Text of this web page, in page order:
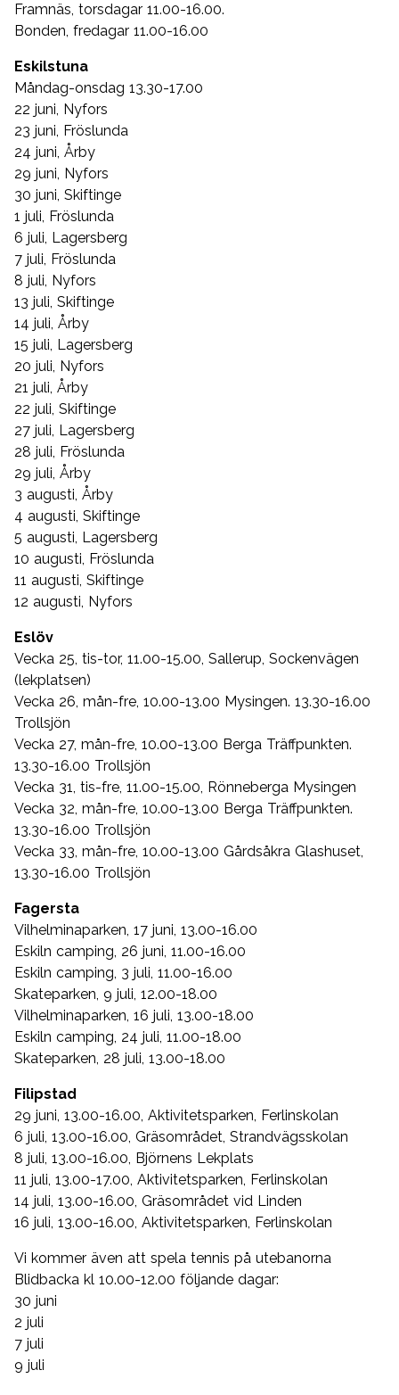
Framnäs, torsdagar 11.00-16.00.
Bonden, fredagar 11.00-16.00
Eskilstuna
Måndag-onsdag 13.30-17.00
22 juni, Nyfors
23 juni, Fröslunda
24 juni, Årby
29 juni, Nyfors
30 juni, Skiftinge
1 juli, Fröslunda
6 juli, Lagersberg
7 juli, Fröslunda
8 juli, Nyfors
13 juli, Skiftinge
14 juli, Årby
15 juli, Lagersberg
20 juli, Nyfors
21 juli, Årby
22 juli, Skiftinge
27 juli, Lagersberg
28 juli, Fröslunda
29 juli, Årby
3 augusti, Årby
4 augusti, Skiftinge
5 augusti, Lagersberg
10 augusti, Fröslunda
11 augusti, Skiftinge
12 augusti, Nyfors
Eslöv
Vecka 25, tis-tor, 11.00-15.00, Sallerup, Sockenvägen
(lekplatsen)
Vecka 26, mån-fre, 10.00-13.00 Mysingen. 13.30-16.00
Trollsjön
Vecka 27, mån-fre, 10.00-13.00 Berga Träffpunkten.
13.30-16.00 Trollsjön
Vecka 31, tis-fre, 11.00-15.00, Rönneberga Mysingen
Vecka 32, mån-fre, 10.00-13.00 Berga Träffpunkten.
13.30-16.00 Trollsjön
Vecka 33, mån-fre, 10.00-13.00 Gårdsåkra Glashuset,
13.30-16.00 Trollsjön
Fagersta
Vilhelminaparken, 17 juni, 13.00-16.00
Eskiln camping, 26 juni, 11.00-16.00
Eskiln camping, 3 juli, 11.00-16.00
Skateparken, 9 juli, 12.00-18.00
Vilhelminaparken, 16 juli, 13.00-18.00
Eskiln camping, 24 juli, 11.00-18.00
Skateparken, 28 juli, 13.00-18.00
Filipstad
29 juni, 13.00-16.00, Aktivitetsparken, Ferlinskolan
6 juli, 13.00-16.00, Gräsområdet, Strandvägsskolan
8 juli, 13.00-16.00, Björnens Lekplats
11 juli, 13.00-17.00, Aktivitetsparken, Ferlinskolan
14 juli, 13.00-16.00, Gräsområdet vid Linden
16 juli, 13.00-16.00, Aktivitetsparken, Ferlinskolan
Vi kommer även att spela tennis på utebanorna
Blidbacka kl 10.00-12.00 följande dagar:
30 juni
2 juli
7 juli
9 juli